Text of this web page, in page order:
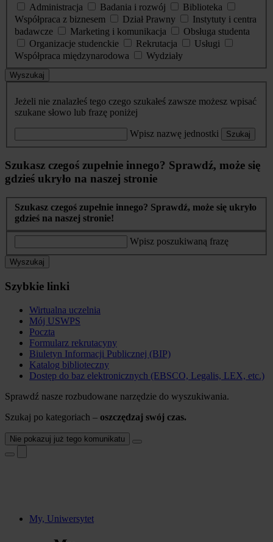
Administracja
Badania i rozwój
Biblioteka
Współpraca z biznesem
Dział Prawny
Instytuty i centra
badawcze
Marketing i komunikacja
Obsługa studenta
Organizacje studenckie
Rekrutacja
Usługi
Współpraca międzynarodowa
Wydziały
Wyszukaj
Jeżeli nie znalazłeś tego czego szukałeś zawsze możesz wpisać
szukane słowo lub frazę poniżej
Wpisz nazwę jednostki Szukaj
Szukasz czegoś zupełnie innego? Sprawdź, może się
gdzieś ukryło na naszej stronie
Szukasz czegoś zupełnie innego? Sprawdź, może się ukryło
gdzieś na naszej stronie!
Wpisz poszukiwaną frazę
Wyszukaj
Szybkie linki
Wirtualna uczelnia
Mój USWPS
Poczta
Formularz rekrutacyny
Biuletyn Informacji Publicznej (BIP)
Katalog biblioteczny
Dostęp do baz elektronicznych (EBSCO, Legalis, LEX, etc.)
Sprawdź nasze rozbudowane narzędzie do wyszukiwania.
Szukaj po kategoriach – oszczędzaj swój czas.
Nie pokazuj już tego komunikatu
My, Uniwersytet